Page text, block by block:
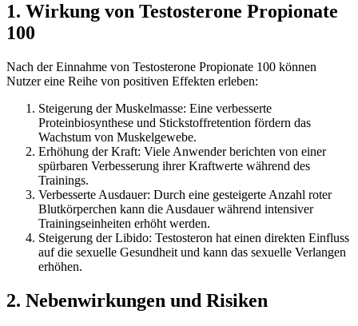
1. Wirkung von Testosterone Propionate
100
Nach der Einnahme von Testosterone Propionate 100 können
Nutzer eine Reihe von positiven Effekten erleben:
Steigerung der Muskelmasse: Eine verbesserte
Proteinbiosynthese und Stickstoffretention fördern das
Wachstum von Muskelgewebe.
Erhöhung der Kraft: Viele Anwender berichten von einer
spürbaren Verbesserung ihrer Kraftwerte während des
Trainings.
Verbesserte Ausdauer: Durch eine gesteigerte Anzahl roter
Blutkörperchen kann die Ausdauer während intensiver
Trainingseinheiten erhöht werden.
Steigerung der Libido: Testosteron hat einen direkten Einfluss
auf die sexuelle Gesundheit und kann das sexuelle Verlangen
erhöhen.
2. Nebenwirkungen und Risiken